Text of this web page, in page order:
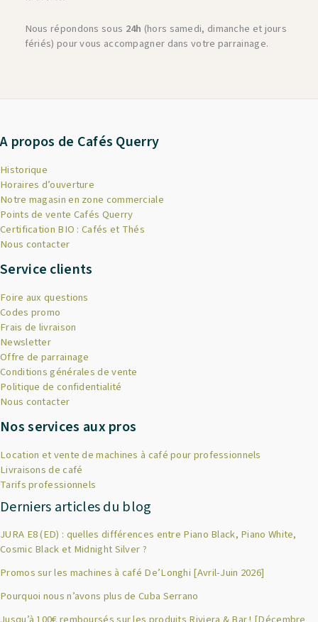
Nous répondons sous 24h (hors samedi, dimanche et jours
fériés) pour vous accompagner dans votre parrainage.
A propos de Cafés Querry
Historique
Horaires d’ouverture
Notre magasin en zone commerciale
Points de vente Cafés Querry
Certification BIO : Cafés et Thés
Nous contacter
Service clients
Foire aux questions
Codes promo
Frais de livraison
Newsletter
Offre de parrainage
Conditions générales de vente
Politique de confidentialité
Nous contacter
Nos services aux pros
Location et vente de machines à café pour professionnels
Livraisons de café
Tarifs professionnels
Derniers articles du blog
JURA E8 (ED) : quelles différences entre Piano Black, Piano White,
Cosmic Black et Midnight Silver ?
Promos sur les machines à café De’Longhi [Avril-Juin 2026]
Pourquoi nous n’avons plus de Cuba Serrano
×
Bienvenue chez Cafés Querry !